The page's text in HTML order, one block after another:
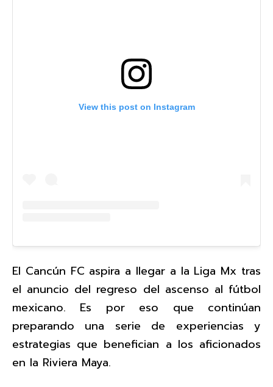
View this post on Instagram
El Cancún FC aspira a llegar a la Liga Mx tras
el anuncio del regreso del ascenso al fútbol
mexicano. Es por eso que continúan
preparando una serie de experiencias y
estrategias que benefician a los aficionados
en la Riviera Maya.